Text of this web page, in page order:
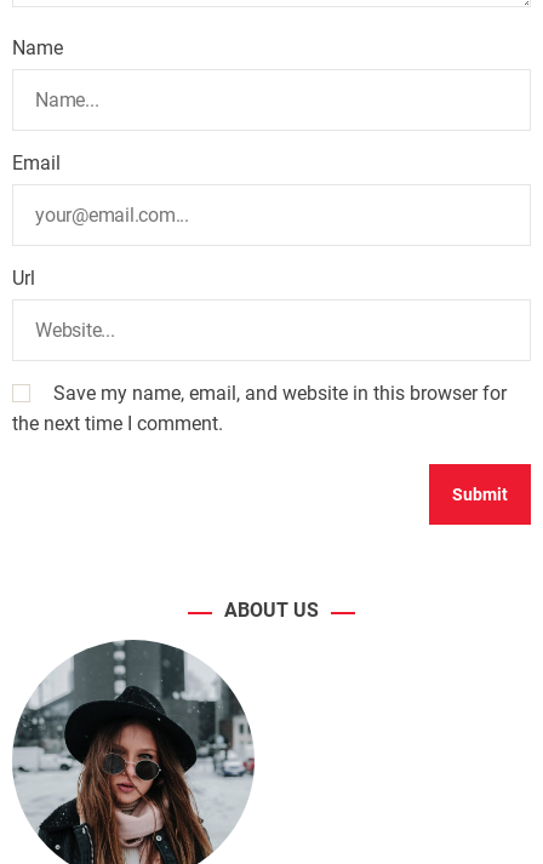
Name
Email
Url
Save my name, email, and website in this browser for
the next time I comment.
ABOUT US